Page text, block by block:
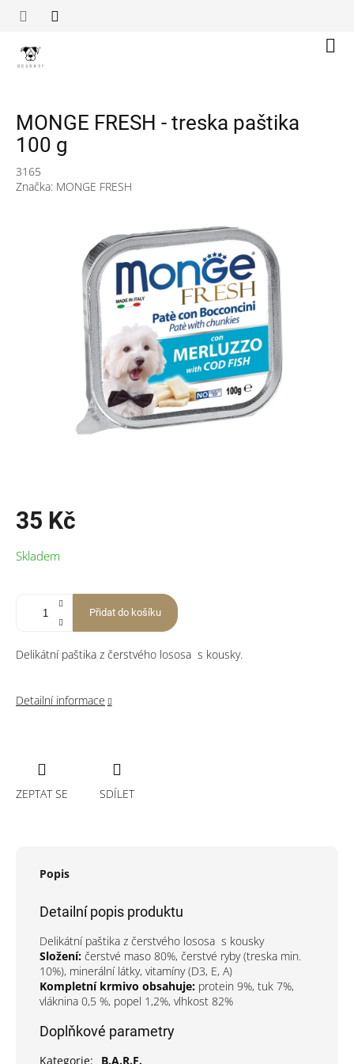
MONGE FRESH - treska paštika
100 g
3165
Značka: MONGE FRESH
35 Kč
cena:
Skladem
Přidat do košíku
Delikátní paštika z čerstvého lososa s kousky.
Detailní informace
ZEPTAT SE SDÍLET
Popis
Detailní popis produktu
Delikátní paštika z čerstvého lososa s kousky
Složení: čerstvé maso 80%, čerstvé ryby (treska min.
10%), minerální látky, vitamíny (D3, E, A)
Kompletní krmivo obsahuje: protein 9%, tuk 7%,
vláknina 0,5 %, popel 1,2%, vlhkost 82%
Doplňkové parametry
Kategorie:
B.A.R.F.